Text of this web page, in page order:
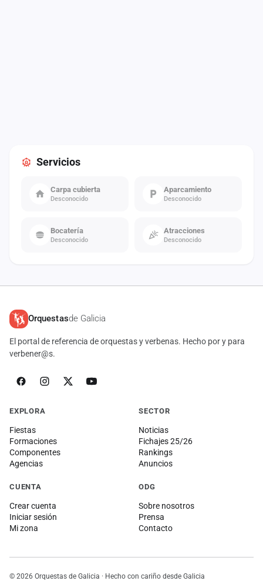
Servicios
Carpa cubierta
Desconocido
Aparcamiento
Desconocido
Bocatería
Desconocido
Atracciones
Desconocido
Orquestasde Galicia
El portal de referencia de orquestas y verbenas. Hecho por y para
verbener@s.
EXPLORA
Fiestas
Formaciones
Componentes
Agencias
SECTOR
Noticias
Fichajes 25/26
Rankings
Anuncios
CUENTA
Crear cuenta
Iniciar sesión
Mi zona
ODG
Sobre nosotros
Prensa
Contacto
© 2026 Orquestas de Galicia · Hecho con cariño desde Galicia